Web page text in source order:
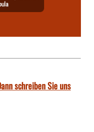
schreiben Sie uns